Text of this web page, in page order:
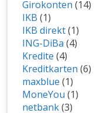
Girokonten (14)
IKB (1)
IKB direkt(1)
ING-DiBa (4)
Kredite (4)
Kreditkarten (6)
maxblue (1)
MoneYou (1)
netbank(3)